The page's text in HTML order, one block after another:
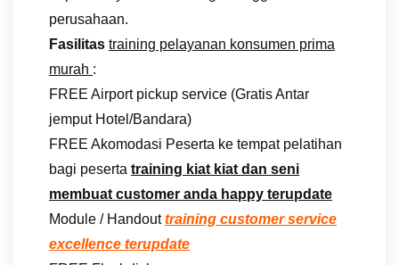
perusahaan.
Fasilitas training pelayanan konsumen prima
murah :
FREE Airport pickup service (Gratis Antar
jemput Hotel/Bandara)
FREE Akomodasi Peserta ke tempat pelatihan
bagi peserta training kiat kiat dan seni
membuat customer anda happy terupdate
Module / Handouttraining customer service
excellence terupdate